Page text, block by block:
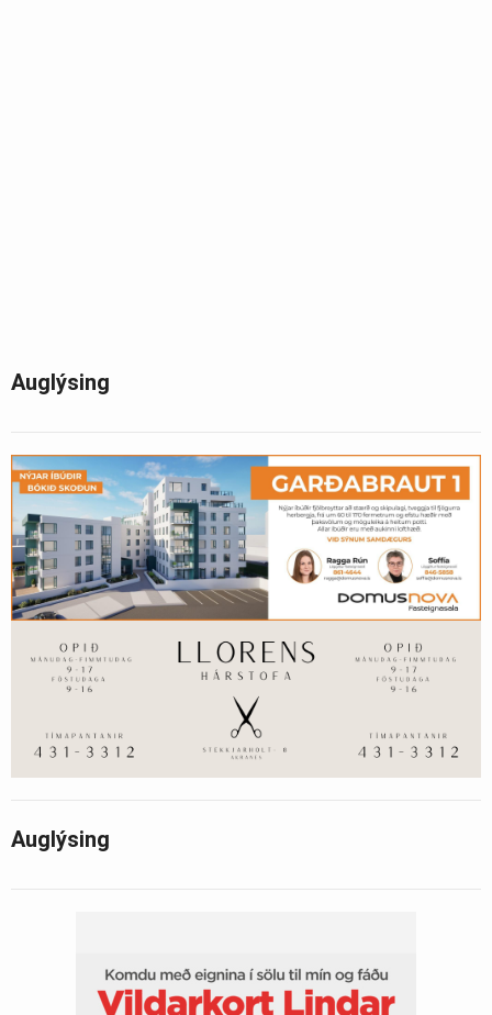
Auglýsing
Auglýsing